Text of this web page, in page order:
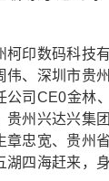
数码科技有
伟、深圳市贵
公司CE0金林
贵州兴达兴集
章忠宽、贵州
四海赶来，